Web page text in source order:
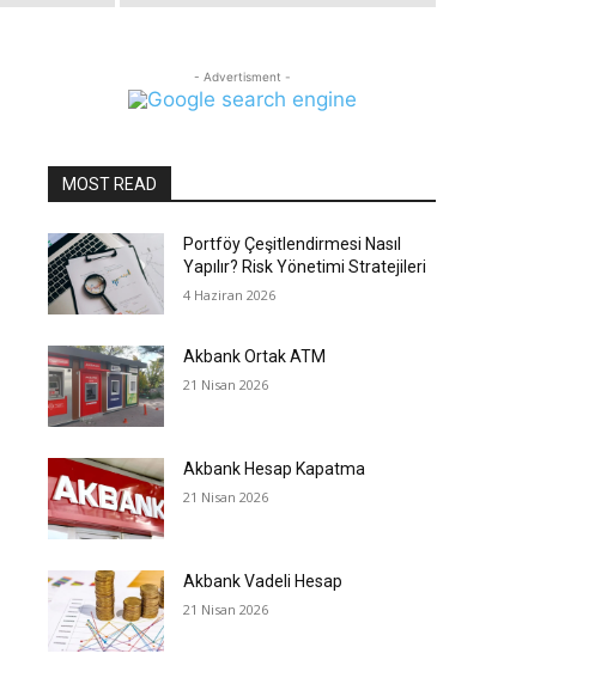
- Advertisment -
MOST READ
Portföy Çeşitlendirmesi Nasıl
Yapılır? Risk Yönetimi Stratejileri
4 Haziran 2026
Akbank Ortak ATM
21 Nisan 2026
Akbank Hesap Kapatma
21 Nisan 2026
Akbank Vadeli Hesap
21 Nisan 2026